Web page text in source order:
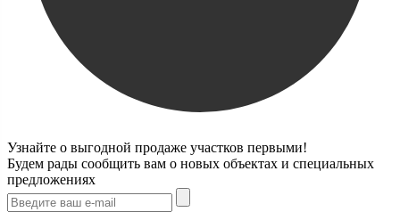
Узнайте о выгодной продаже участков первыми!
Будем рады сообщить вам о новых объектах и специальных
предложениях